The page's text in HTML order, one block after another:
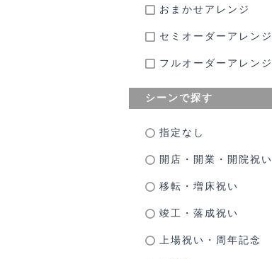
おまかせアレンジ
セミオーダーアレンジ
フルオーダーアレンジ
シーンで探す
指定なし
開店・開業・開院祝い
移転・増床祝い
竣工・落成祝い
上場祝い・周年記念